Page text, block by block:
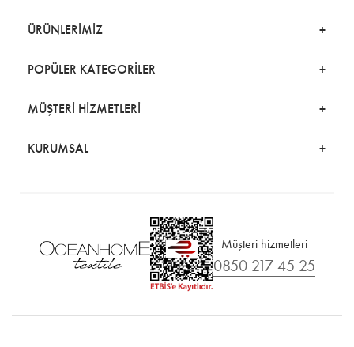
ÜRÜNLERİMİZ
POPÜLER KATEGORİLER
MÜŞTERİ HİZMETLERİ
KURUMSAL
Müşteri hizmetleri
0850 217 45 25